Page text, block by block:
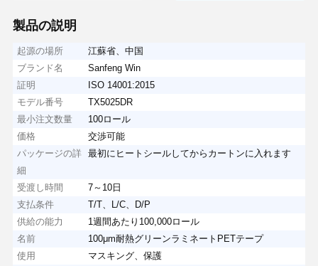
製品の説明
起源の場所
江蘇省、中国
ブランド名
Sanfeng Win
証明
ISO 14001:2015
モデル番号
TX5025DR
最小注文数量
100ロール
価格
交渉可能
パッケージの詳
細
最初にヒートシールしてからカートンに入れます
受渡し時間
7～10日
支払条件
T/T、L/C、D/P
供給の能力
1週間あたり100,000ロール
名前
100μm耐熱グリーンラミネートPETテープ
使用
マスキング、保護